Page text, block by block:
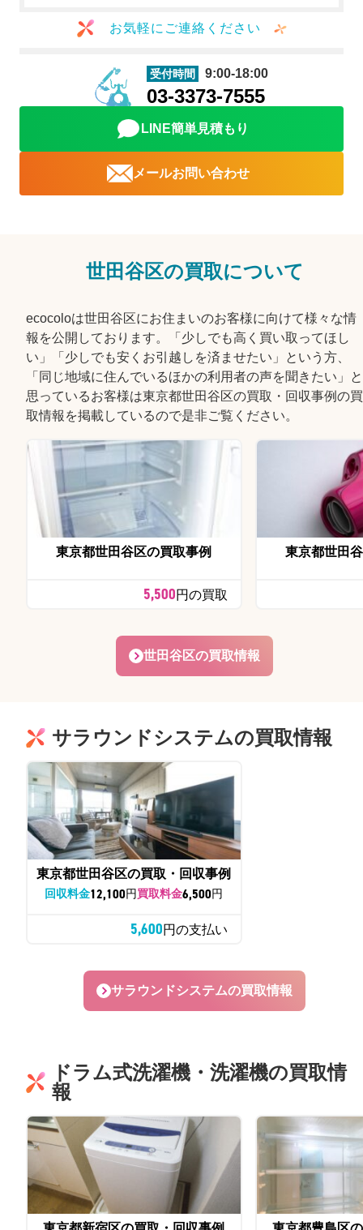
お気軽にご連絡ください
受付時間 9:00-18:00
03-3373-7555
LINE簡単見積もり
メールお問い合わせ
世田谷区の買取について
ecocoloは世田谷区にお住まいのお客様に向けて様々な情
報を公開しております。「少しでも高く買い取ってほし
い」「少しでも安くお引越しを済ませたい」という方、
「同じ地域に住んでいるほかの利用者の声を聞きたい」と
思っているお客様は東京都世田谷区の買取・回収事例の買
取情報を掲載しているので是非ご覧ください。
東京都世田谷区の買取事例
5,500円の買取
東京都世田
世田谷区の買取情報
サラウンドシステムの買取情報
東京都世田谷区の買取・回収事例
回収料金12,100円買取料金6,500円
5,600円の支払い
サラウンドシステムの買取情報
ドラム式洗濯機・洗濯機の買取情
報